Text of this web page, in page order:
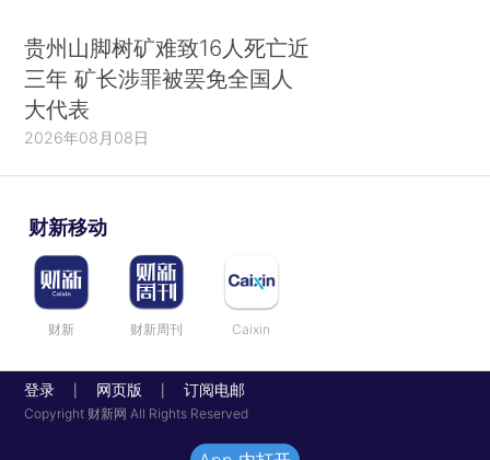
贵州山脚树矿难致16人死亡近
三年 矿长涉罪被罢免全国人
大代表
2026年08月08日
财新移动
财新 财新周刊 Caixin
登录 网页版 订阅电邮
Copyright 财新网 All Rights Reserved